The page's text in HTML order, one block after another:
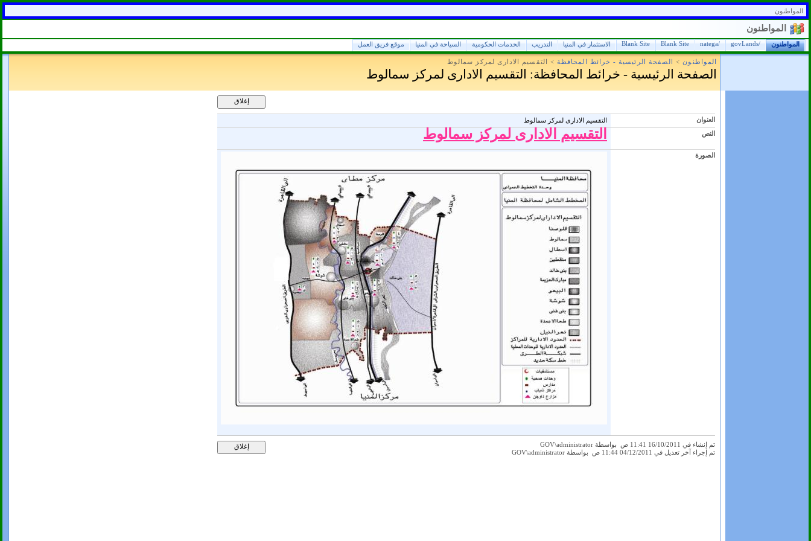
المواطنون
المواطنون
المواطنون /govLands
/natega
Blank Site
Blank Site الاستثمار في المنيا التدريب الخدمات الحكومية السياحة في المنيا موقع فريق العمل
المواطنون> الصفحة الرئيسية - خرائط المحافظة> التقسيم الادارى لمركز سمالوط
الصفحة الرئيسية - خرائط المحافظة: التقسيم الادارى لمركز سمالوط
العنوان
التقسيم الادارى لمركز سمالوط
النص
التقسيم الادارى لمركز سمالوط
الصورة
تم إنشاء في 16/10/2011 11:41 ص بواسطة GOV\administrator
تم إجراء آخر تعديل في 04/12/2011 11:44 ص بواسطة GOV\administrator